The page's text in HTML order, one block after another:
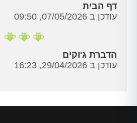
דף הבית
עודכן ב 07/05/2026, 09:50
הדברת ג'וקים
עודכן ב 29/04/2026, 16:23